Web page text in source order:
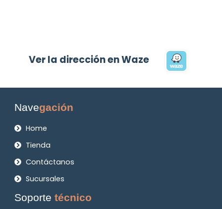
Ver la dirección en Waze
Navegación
Home
Tienda
Contáctanos
Sucursales
Soportetécnico